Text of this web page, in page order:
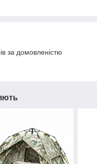
за домовленістю